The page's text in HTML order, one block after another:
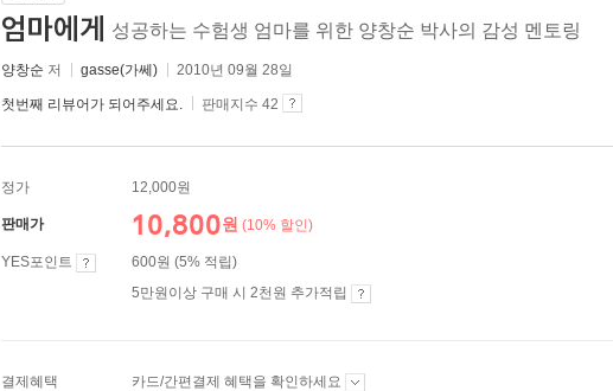
엄마에게 성공하는 수험생 엄마를 위한 양창순 박사의 감성 멘토링
양창순 저 gasse(가쎄) 2010년 09월 28일
첫번째 리뷰어가 되어주세요. 판매지수 42
정가 12,000원
판매가 10,800원 (10% 할인)
YES포인트
600원 (5% 적립)
5만원이상 구매 시 2천원 추가적립
결제혜택 카드/간편결제 혜택을 확인하세요